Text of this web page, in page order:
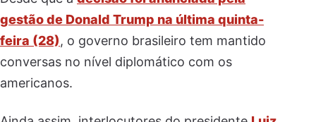
gestão de Donald Trump na última quinta-
feira (28), o governo brasileiro tem mantido
conversas no nível diplomático com os
americanos.